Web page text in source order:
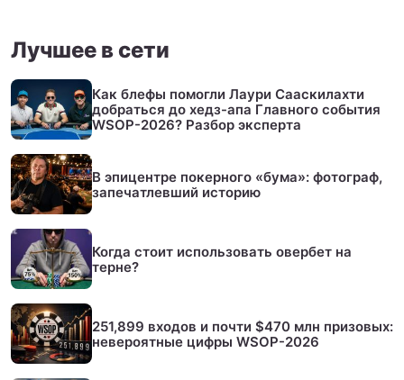
Лучшее в сети
Как блефы помогли Лаури Сааскилахти
добраться до хедз-апа Главного события
WSOP-2026? Разбор эксперта
В эпицентре покерного «бума»: фотограф,
запечатлевший историю
Когда стоит использовать овербет на
терне?
251,899 входов и почти $470 млн призовых:
невероятные цифры WSOP-2026